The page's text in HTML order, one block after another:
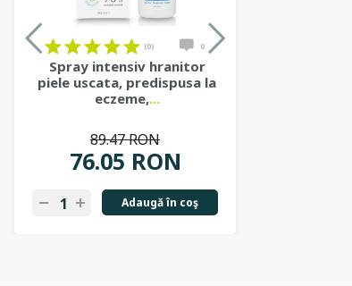
(0) 0
Spray intensiv hranitor
piele uscata, predispusa la
eczeme,...
76.05 RON
89.47 RON
Adaugă în coş